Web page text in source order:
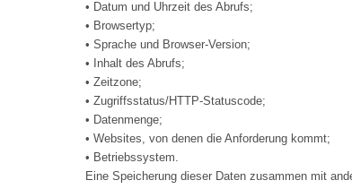
• Datum und Uhrzeit des Abrufs;
• Browsertyp;
• Sprache und Browser-Version;
• Inhalt des Abrufs;
• Zeitzone;
• Zugriffsstatus/HTTP-Statuscode;
• Datenmenge;
• Websites, von denen die Anforderung kommt;
• Betriebssystem.
Eine Speicherung dieser Daten zusammen mit